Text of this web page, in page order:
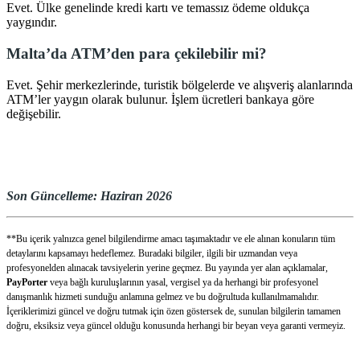
Evet. Ülke genelinde kredi kartı ve temassız ödeme oldukça
yaygındır.
Malta’da ATM’den para çekilebilir mi?
Evet. Şehir merkezlerinde, turistik bölgelerde ve alışveriş alanlarında
ATM’ler yaygın olarak bulunur. İşlem ücretleri bankaya göre
değişebilir.
Son Güncelleme: Haziran 2026
**Bu içerik yalnızca genel bilgilendirme amacı taşımaktadır ve ele alınan konuların tüm
detaylarını kapsamayı hedeflemez. Buradaki bilgiler, ilgili bir uzmandan veya
profesyonelden alınacak tavsiyelerin yerine geçmez. Bu yayında yer alan açıklamalar,
PayPorter veya bağlı kuruluşlarının yasal, vergisel ya da herhangi bir profesyonel
danışmanlık hizmeti sunduğu anlamına gelmez ve bu doğrultuda kullanılmamalıdır.
İçeriklerimizi güncel ve doğru tutmak için özen göstersek de, sunulan bilgilerin tamamen
doğru, eksiksiz veya güncel olduğu konusunda herhangi bir beyan veya garanti vermeyiz.